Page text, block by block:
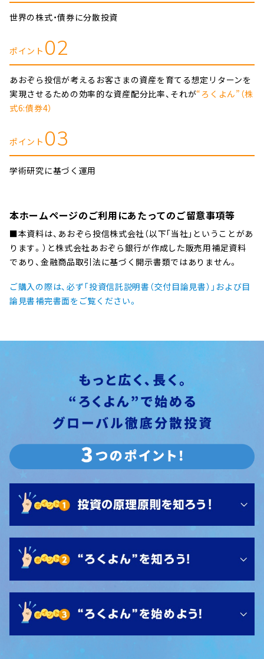
世界の株式・債券に分散投資
ポイント 02
あおぞら投信が考えるお客さまの資産を育てる想定リターンを
実現させるための効率的な資産配分比率、それが“ろくよん”（株
式6:債券4）
ポイント 03
学術研究に基づく運用
本ホームページのご利用にあたってのご留意事項等
■本資料は、あおぞら投信株式会社（以下｢当社｣ということがあ
ります。）と株式会社あおぞら銀行が作成した販売用補足資料
であり、金融商品取引法に基づく開示書類ではありません。
ご購入の際は、必ず「投資信託説明書（交付目論見書）」および目
論見書補完書面をご覧ください。